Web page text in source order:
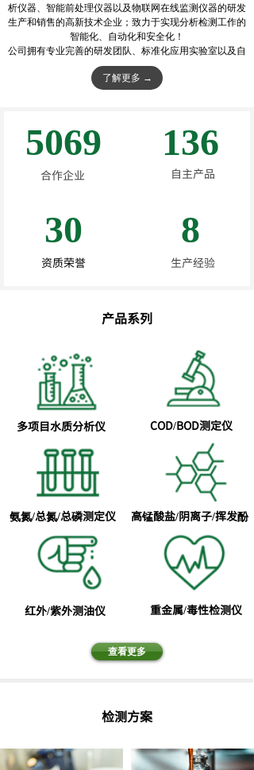
析仪器、智能前处理仪器以及物联网在线监测仪器的研发
生产和销售的高新技术企业；致力于实现分析检测工作的
智能化、自动化和安全化！
公司拥有专业完善的研发团队、标准化应用实验室以及自
主知识产权的核心技术，与多家高校科研单位建立了长期
产学研合作机制，开发了一系列质量可靠、性能稳定、自
公司始终以客户为中心、以高新技术为支撑、以专业队伍
为依托，从研发、生产、销售到安装调试与维护，全过程
为客户提供优质服务。公司将持之以恒地为客户提供一流
的技术支持、产品支持和服务支持。
了解更多 →
5069
合作企业
资质荣誉
30
自主产品
136
8
生产经验
产品系列
红外/紫外测油仪
高锰酸盐/阴离子/挥发酚
重金属/毒性检测仪
多项目水质分析仪 COD/BOD测定仪
氨氮/总氮/总磷测定仪
查看更多
检测方案